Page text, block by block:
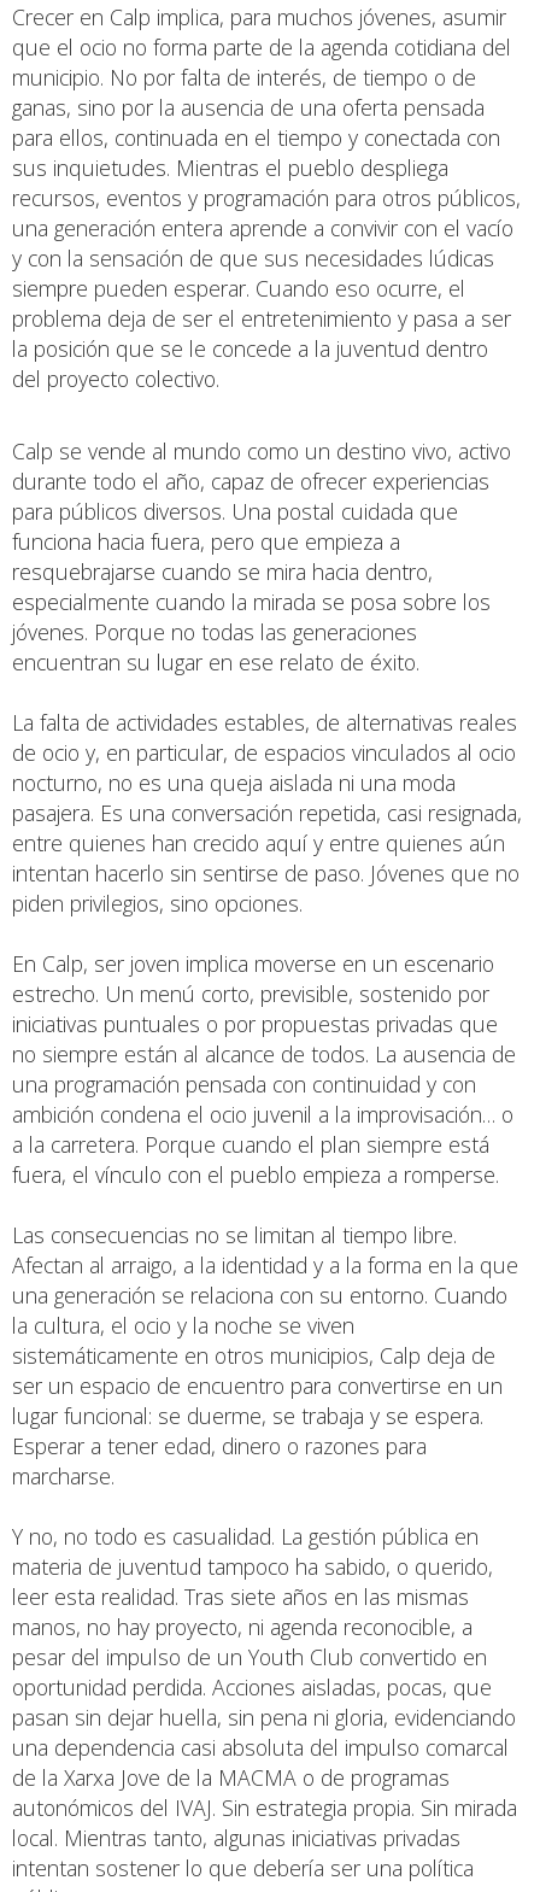
Crecer en Calp implica, para muchos jóvenes, asumir
que el ocio no forma parte de la agenda cotidiana del
municipio. No por falta de interés, de tiempo o de
ganas, sino por la ausencia de una oferta pensada
para ellos, continuada en el tiempo y conectada con
sus inquietudes. Mientras el pueblo despliega
recursos, eventos y programación para otros públicos,
una generación entera aprende a convivir con el vacío
y con la sensación de que sus necesidades lúdicas
siempre pueden esperar. Cuando eso ocurre, el
problema deja de ser el entretenimiento y pasa a ser
la posición que se le concede a la juventud dentro
del proyecto colectivo.
Calp se vende al mundo como un destino vivo, activo
durante todo el año, capaz de ofrecer experiencias
para públicos diversos. Una postal cuidada que
funciona hacia fuera, pero que empieza a
resquebrajarse cuando se mira hacia dentro,
especialmente cuando la mirada se posa sobre los
jóvenes. Porque no todas las generaciones
encuentran su lugar en ese relato de éxito.
La falta de actividades estables, de alternativas reales
de ocio y, en particular, de espacios vinculados al ocio
nocturno, no es una queja aislada ni una moda
pasajera. Es una conversación repetida, casi resignada,
entre quienes han crecido aquí y entre quienes aún
intentan hacerlo sin sentirse de paso. Jóvenes que no
piden privilegios, sino opciones.
En Calp, ser joven implica moverse en un escenario
estrecho. Un menú corto, previsible, sostenido por
iniciativas puntuales o por propuestas privadas que
no siempre están al alcance de todos. La ausencia de
una programación pensada con continuidad y con
ambición condena el ocio juvenil a la improvisación… o
a la carretera. Porque cuando el plan siempre está
fuera, el vínculo con el pueblo empieza a romperse.
Las consecuencias no se limitan al tiempo libre.
Afectan al arraigo, a la identidad y a la forma en la que
una generación se relaciona con su entorno. Cuando
la cultura, el ocio y la noche se viven
sistemáticamente en otros municipios, Calp deja de
ser un espacio de encuentro para convertirse en un
lugar funcional: se duerme, se trabaja y se espera.
Esperar a tener edad, dinero o razones para
marcharse.
Y no, no todo es casualidad. La gestión pública en
materia de juventud tampoco ha sabido, o querido,
leer esta realidad. Tras siete años en las mismas
manos, no hay proyecto, ni agenda reconocible, a
pesar del impulso de un Youth Club convertido en
oportunidad perdida. Acciones aisladas, pocas, que
pasan sin dejar huella, sin pena ni gloria, evidenciando
una dependencia casi absoluta del impulso comarcal
de la Xarxa Jove de la MACMA o de programas
autonómicos del IVAJ. Sin estrategia propia. Sin mirada
local. Mientras tanto, algunas iniciativas privadas
intentan sostener lo que debería ser una política